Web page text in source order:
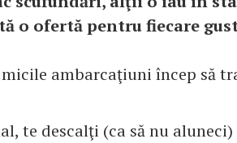
o ofertă pentru fiecare
ambarcaţiuni încep să
te descalţi (ca să nu